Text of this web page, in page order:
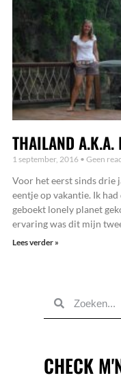
THAILAND A.K.A.
1 september, 2016 Geen
Voor het eerst sinds drie
eentje op vakantie. Ik
geboekt lonely planet
ervaring was dit mijn
Lees verder »
CHECK
BERICHTJE